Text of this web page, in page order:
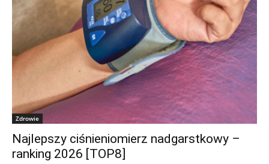
Zdrowie
Najlepszy ciśnieniomierz nadgarstkowy –
ranking 2026 [TOP8]